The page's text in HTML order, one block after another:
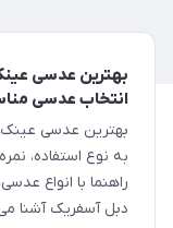
بهترین عدسی
انتخاب عدسی
بهترین عدسی
به نوع استفاده،
راهنما با انواع
دبل آسفریک آشنا